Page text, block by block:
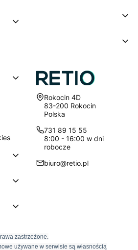
Adres:
Rokocin 4D
83-200 Rokocin
Polska
731 89 15 55
8:00 - 16:00 w dni
robocze
biuro@retio.pl
zastrzeżone.
używane w serwisie są własnością